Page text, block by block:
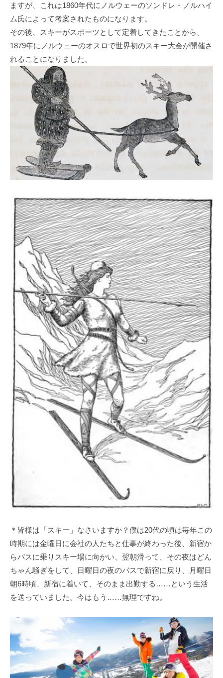
ますが、これは1860年代にノルウェーのソンドレ・ノルハイ
ム氏によって考案されたものになります。
その後、スキーがスポーツとして定着してきたことから、
1879年にノルウェーのオスロで世界初のスキー大会が開催さ
れることになりました。
＊皆様は「スキー」なさいますか？僕は20代の頃は毎年この
時期には金曜日に会社の人たちと仕事が終わった後、新宿か
らバスに乗りスキー場に向かい、翌朝滑って、その夜はどん
ちゃん騒ぎをして、日曜日の夜のバスで新宿に戻り、月曜日
朝6時頃、新宿に着いて、そのまま出勤する……という生活
を送っていました。今はもう……無理ですね。